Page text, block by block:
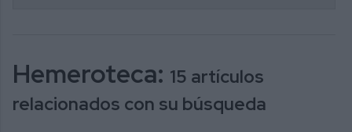
Hemeroteca: 15 artículos
relacionados con su búsqueda